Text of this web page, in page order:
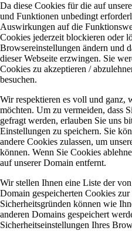
Da diese Cookies für die auf
und Funktionen unbedingt
Auswirkungen auf die
Cookies jederzeit blockieren oder
Browsereinstellungen ändern und
dieser Webseite erzwingen. Sie
Cookies zu akzeptieren /
besuchen.
Wir respektieren es voll und ganz,
möchten. Um zu vermeiden, dass
gefragt werden, erlauben Sie uns
Einstellungen zu speichern. Sie
andere Cookies zulassen, um
können. Wenn Sie Cookies
auf unserer Domain entfernt.
Wir stellen Ihnen eine Liste der
Domain gespeicherten Cookies
Sicherheitsgründen können wie
anderen Domains gespeichert
Sicherheitseinstellungen Ihres